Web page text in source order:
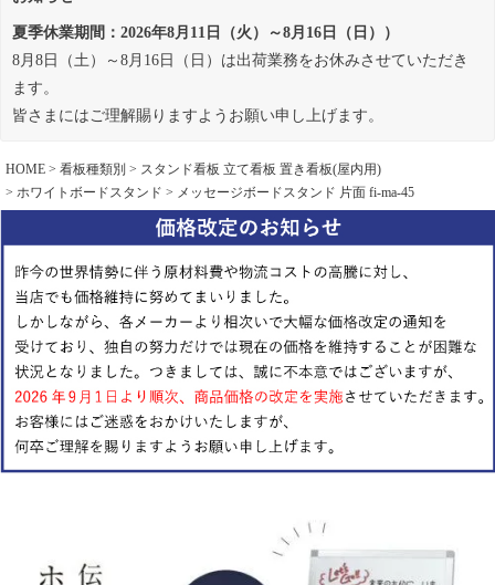
夏季休業期間：2026年8月11日（火）～8月16日（日））
8月8日（土）～8月16日（日）は出荷業務をお休みさせていただき
ます。
皆さまにはご理解賜りますようお願い申し上げます。
HOME 看板種類別
スタンド看板 立て看板 置き看板(屋内用)
ホワイトボードスタンド
メッセージボードスタンド 片面 fi-ma-45